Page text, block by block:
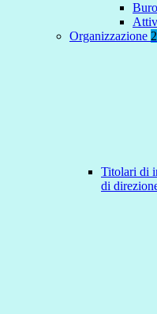
Organizzazione 2
Titolari di
di